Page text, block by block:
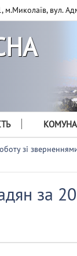
м.Миколаїв, вул.
зі
за